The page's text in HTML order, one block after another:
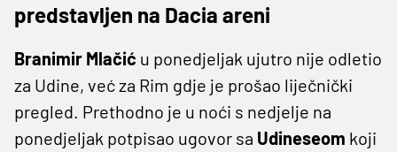
predstavljen na Dacia areni
Branimir Mlačić u ponedjeljak ujutro nije odletio
za Udine, već za Rim gdje je prošao liječnički
pregled. Prethodno je u noći s nedjelje na
ponedjeljak potpisao ugovor sa Udineseom koji